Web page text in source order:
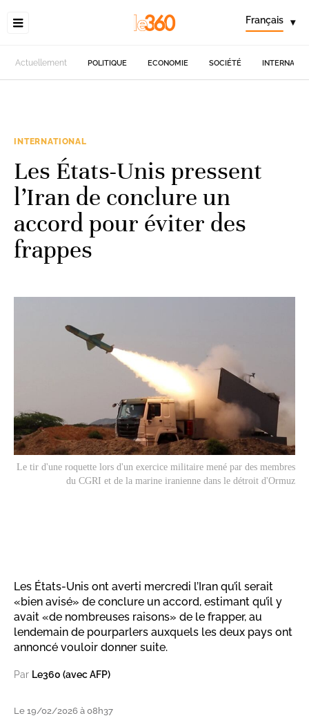
Français ▾
Actuellement POLITIQUE ECONOMIE SOCIÉTÉ
INTERNATIONAL
Les États-Unis pressent
l’Iran de conclure un
accord pour éviter des
frappes
Le tir d'une roquette lors d'un exercice militaire mené par des membres
du CGRI et de la marine iranienne dans le détroit d'Ormuz
Les États-Unis ont averti mercredi l’Iran qu’il serait
«bien avisé» de conclure un accord, estimant qu’il y
avait «de nombreuses raisons» de le frapper, au
lendemain de pourparlers auxquels les deux pays ont
annoncé vouloir donner suite.
Par Le360 (avec AFP)
Le 19/02/2026 à 08h37